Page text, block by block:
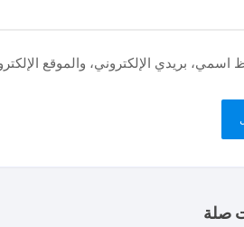
اسمي، بريدي الإلكتروني، والموقع
صلة